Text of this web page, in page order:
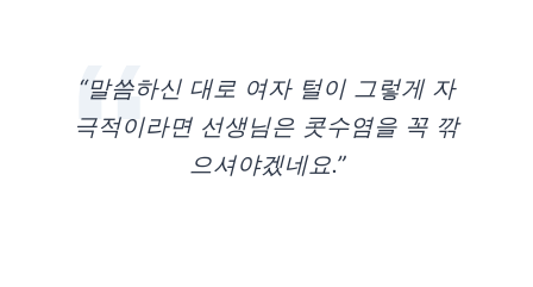
“말씀하신 대로 여자 털이 그렇게 자
극적이라면 선생님은 콧수염을 꼭 깎
으셔야겠네요.”